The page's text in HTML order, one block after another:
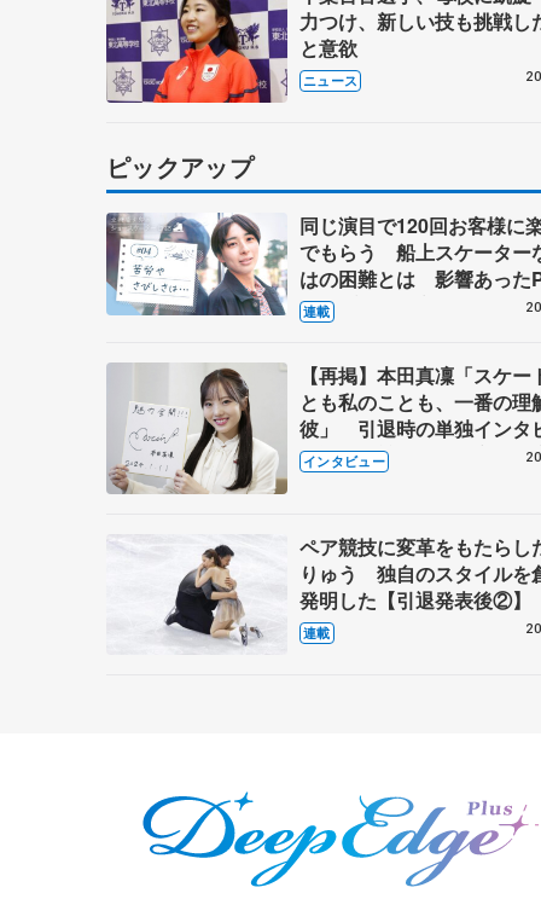
力つけ、新しい技も挑戦し
と意欲
ニュース
ピックアップ
同じ演目で120回お客様に
でもらう 船上スケーター
はの困難とは 影響あった
キャプテン松永さんの存在
連載
【再掲】本田真凜「スケー
とも私のことも、一番の理
彼」 引退時の単独インタ
で語った競技人生や家族、
これからの夢…
インタビュー
ペア競技に変革をもたらし
りゅう 独自のスタイルを
発明した【引退発表後②】
連載